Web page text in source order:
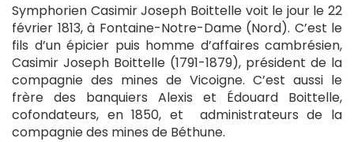
Symphorien Casimir Joseph Boittelle voit le jour le 22
février 1813, à Fontaine-Notre-Dame (Nord). C’est le
fils d’un épicier puis homme d’affaires cambrésien,
Casimir Joseph Boittelle (1791-1879), président de la
compagnie des mines de Vicoigne. C’est aussi le
frère des banquiers Alexis et Édouard Boittelle,
cofondateurs, en 1850, et administrateurs de la
compagnie des mines de Béthune.